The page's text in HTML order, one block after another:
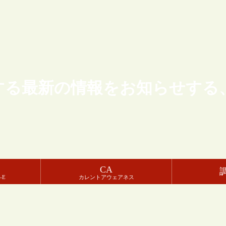
る最新の情報をお知らせす
E
CA
カレントアウェアネス